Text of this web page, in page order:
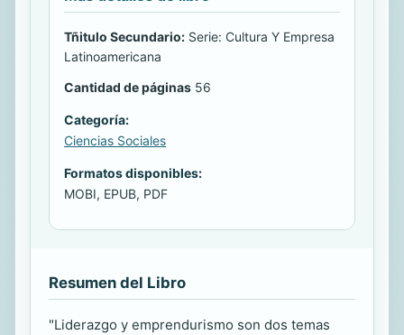
Tñitulo Secundario: Serie: Cultura Y Empresa
Latinoamericana
Cantidad de páginas 56
Categoría:
Ciencias Sociales
Formatos disponibles:
MOBI, EPUB, PDF
Resumen del Libro
"Liderazgo y emprendurismo son dos temas